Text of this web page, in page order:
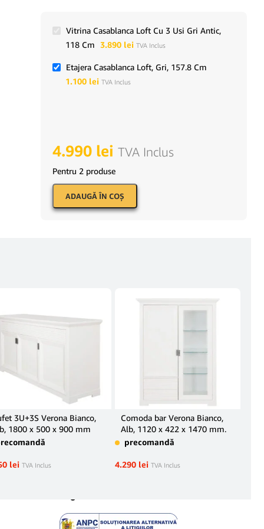
Vitrina Casablanca Loft Cu 3 Usi Gri Antic,
118 Cm 3.890 lei TVA Inclus
Etajera Casablanca Loft, Gri, 157.8 Cm
1.100 lei TVA Inclus
4.990 lei TVA Inclus
Pentru 2 produse
ADAUGĂ ÎN COŞ
3U+3S Verona Bianco,
1800 x 500 x 900 mm
lei TVA Inclus
Comoda bar Verona Bianco,
Alb, 1120 x 422 x 1470 mm.
precomandă
4.290 lei TVA Inclus